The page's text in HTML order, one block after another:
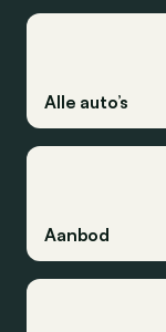
Alle auto’s
Aanbod